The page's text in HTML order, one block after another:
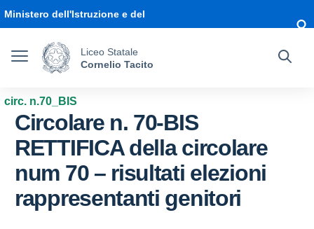
Ministero dell'Istruzione e del
Liceo Statale
Cornelio Tacito
circ. n.70_BIS
Circolare n. 70-BIS
RETTIFICA della circolare
num 70 – risultati elezioni
rappresentanti genitori